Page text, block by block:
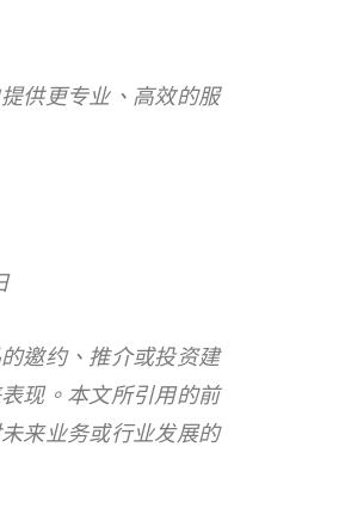
供更专业、高效的服
邀约、推介或投资建
现。本文所引用的前
来业务或行业发展的